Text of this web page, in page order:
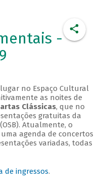
-
no Espaço Cultural
as noites de
Clássicas, que no
gratuitas da
Atualmente, o
agenda de concertos
variadas, todas
de ingressos.